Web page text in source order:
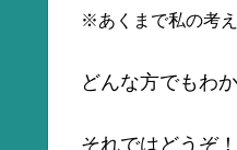
※あくまで私の考
どんな方でもわ
それではどうぞ！